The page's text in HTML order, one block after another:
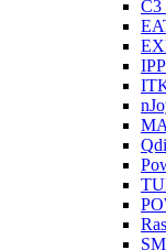
C3